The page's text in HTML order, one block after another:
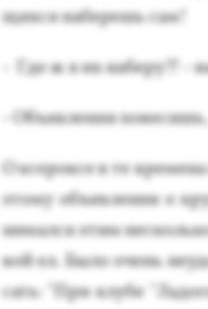
щих­ся на­берешь сам!
- Где ж я их на­беру?! -
- Объ­яв­ле­ния
О ксе­рок­се в те
это­му объ­яв­ле­ния о
нимал­ся этим
вой ел. Бы­ло очень
сать: "При клу­бе